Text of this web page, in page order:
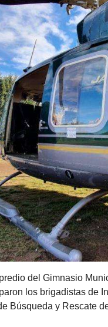
del Gimnasio
los brigadistas de
Búsqueda y Rescate